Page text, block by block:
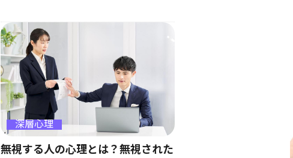
深層心理
無視する人の心理とは？無視された